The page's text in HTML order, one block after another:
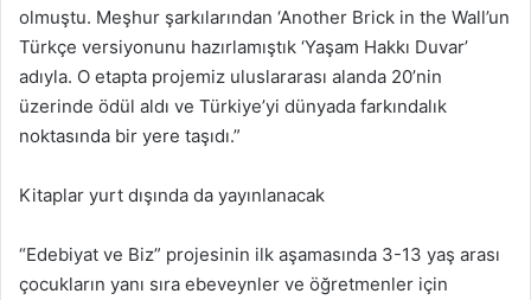
olmuştu. Meşhur şarkılarından ‘Another Brick in the Wall’un
Türkçe versiyonunu hazırlamıştık ‘Yaşam Hakkı Duvar’
adıyla. O etapta projemiz uluslararası alanda 20’nin
üzerinde ödül aldı ve Türkiye’yi dünyada farkındalık
noktasında bir yere taşıdı.”
Kitaplar yurt dışında da yayınlanacak
“Edebiyat ve Biz” projesinin ilk aşamasında 3-13 yaş arası
çocukların yanı sıra ebeveynler ve öğretmenler için